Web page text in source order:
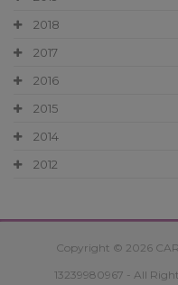
2018
2017
2016
2015
2014
2012
Copyright © 2026
13239980967 - All